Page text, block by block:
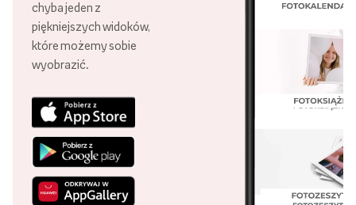
chyba jeden z
piękniejszych widoków,
które możemy sobie
wyobrazić.